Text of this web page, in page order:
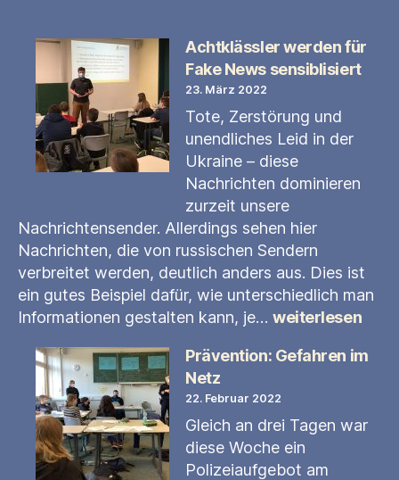
Achtklässler werden für
Fake News sensiblisiert
23. März 2022
Tote, Zerstörung und
unendliches Leid in der
Ukraine – diese
Nachrichten dominieren
zurzeit unsere
Nachrichtensender. Allerdings sehen hier
Nachrichten, die von russischen Sendern
verbreitet werden, deutlich anders aus. Dies ist
ein gutes Beispiel dafür, wie unterschiedlich man
Informationen gestalten kann, je… Achtklässler
für
News
weiterlesen
Prävention: Gefahren im
Netz
22. Februar 2022
Gleich an drei Tagen war
diese Woche ein
Polizeiaufgebot am